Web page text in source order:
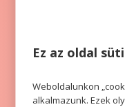
Ez az oldal
Weboldalunkon
alkalmazunk. Ezek